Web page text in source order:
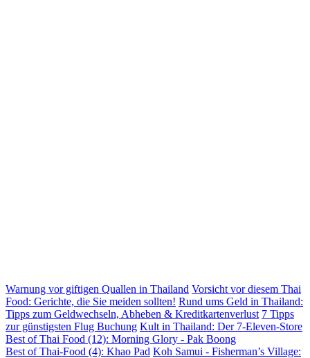
Warnung vor giftigen Quallen in Thailand Vorsicht vor diesem Thai
Food: Gerichte, die Sie meiden sollten! Rund ums Geld in Thailand:
Tipps zum Geldwechseln, Abheben & Kreditkartenverlust 7 Tipps
zur günstigsten Flug Buchung Kult in Thailand: Der 7-Eleven-Store
Best of Thai Food (12): Morning Glory - Pak Boong
Best of Thai-Food (4): Khao Pad Koh Samui - Fisherman’s Village: